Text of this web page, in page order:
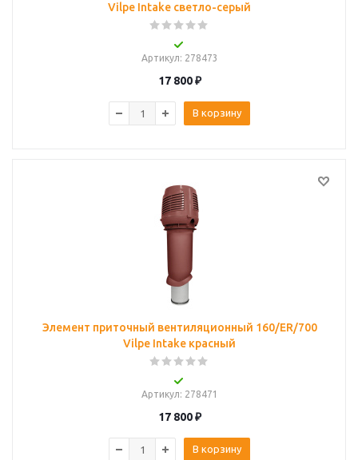
Vilpe Intake светло-серый
Артикул: 278473
17 800₽
В корзину
Элемент приточный вентиляционный 160/ER/700
Vilpe Intake красный
Артикул: 278471
17 800₽
В корзину